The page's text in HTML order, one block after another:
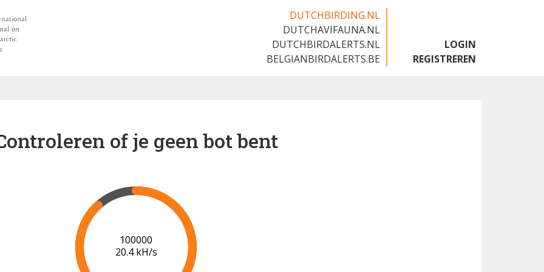
DUTCHBIRDING.NL
DUTCHAVIFAUNA.NL
DUTCHBIRDALERTS.NL
BELGIANBIRDALERTS.BE
LOGIN
REGISTREREN
of je geen bot bent
102000
20.5 kH/s